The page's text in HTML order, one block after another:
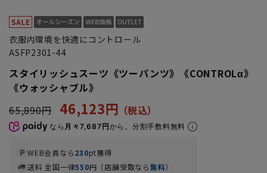
衣服内環境を快適にコントロール
ASFP2301-44
スタイリッシュスーツ《ツーパンツ》《CONTROLα》
《ウォッシャブル》
65,890円
46,123円
なら 月々7,687円から。分割手数料無料
WEB会員なら230pt獲得
送料 全国一律550円（店舗受取なら無料）